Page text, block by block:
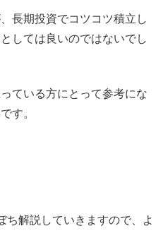
長期投資でコツコツ積立し
しては良いのではないでし
ている方にとって参考にな
す。
ち解説していきますので、よ